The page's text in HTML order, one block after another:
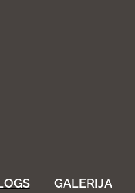
GALERIJA